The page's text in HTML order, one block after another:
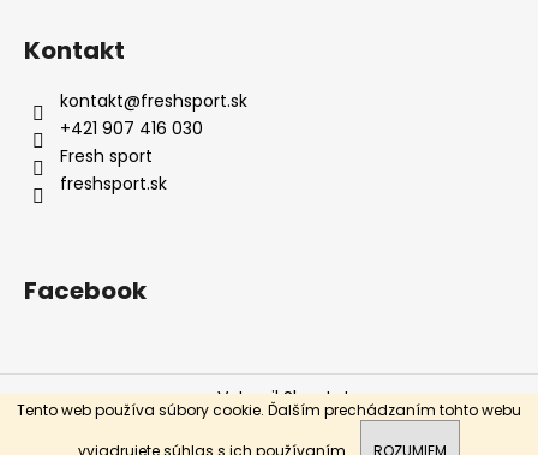
Tento web používa súbory cookie. Ďalším prechádzaním tohto webu
ť
?
O
o
r
Kontakt
kontakt@freshsport.sk
+421 907 416 030
Fresh sport
freshsport.sk
Facebook
Vytvoril Shoptet